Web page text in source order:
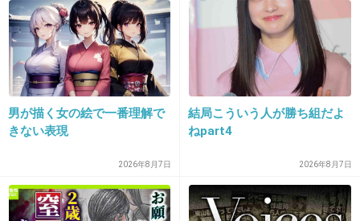
26. 匿名2026/06/03(水) 19:18:39
道きかれる位ならそりゃ教えるよ
自分だって色んな国で道きいて教えてもらえなかった事な
んてないよ、分からないことや結局間違ってたことはあっ
てもw
+8 -1
27. 匿名2026/06/03(水) 19:18:40
いやもう差別なんだろうけど、子供と女性は助ける
男が描く女の絵で一番理解で
きない表現
2026年8月7日
結局こういう人が勝ち組だよ
ねpart4
2026年8月7日